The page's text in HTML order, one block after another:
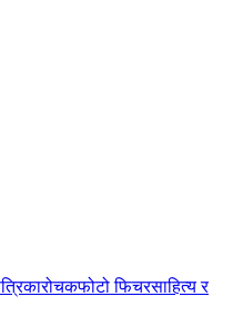
रोचकफोटो फिचरसाहित्य र